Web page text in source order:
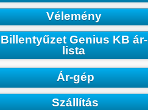
Vélemény
Billentyűzet Genius KB ár-
lista
Ár-gép
Szállítás